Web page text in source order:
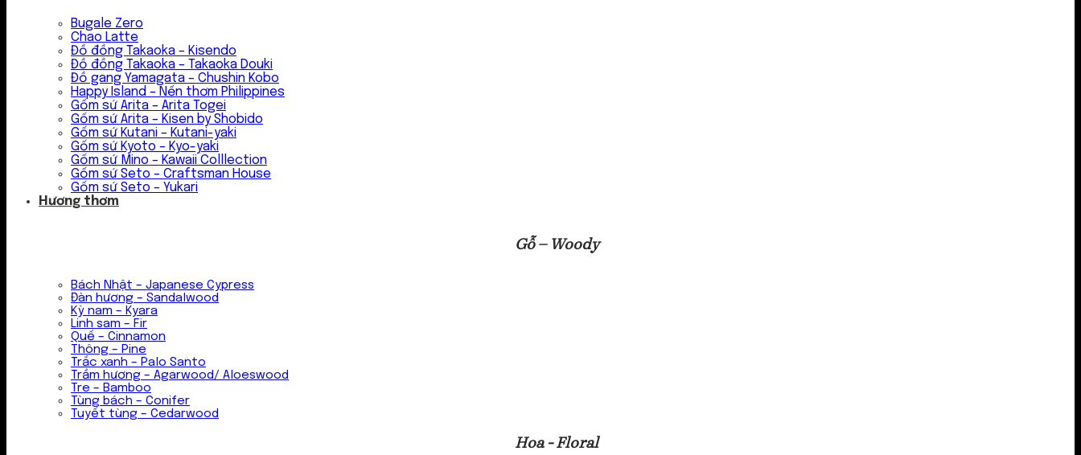
Bugale Zero
Chao Latte
Đồ đồng Takaoka – Kisendo
Đồ đồng Takaoka – Takaoka Douki
Đồ gang Yamagata – Chushin Kobo
Happy Island – Nến thơm Philippines
Gốm sứ Arita – Arita Togei
Gốm sứ Arita – Kisen by Shobido
Gốm sứ Kutani – Kutani-yaki
Gốm sứ Kyoto – Kyo-yaki
Gốm sứ Mino – Kawaii Colllection
Gốm sứ Seto – Craftsman House
Gốm sứ Seto – Yukari
Hương thơm
Gỗ – Woody
Bách Nhật – Japanese Cypress
Đàn hương – Sandalwood
Kỳ nam – Kyara
Linh sam – Fir
Quế – Cinnamon
Thông – Pine
Trắc xanh – Palo Santo
Trầm hương – Agarwood/ Aloeswood
Tre – Bamboo
Tùng bách – Conifer
Tuyết tùng – Cedarwood
Hoa - Floral